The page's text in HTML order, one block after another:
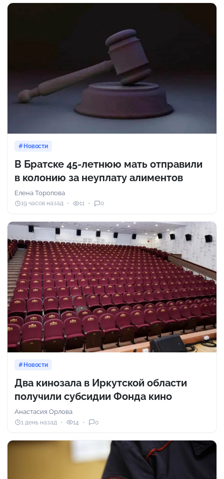
Новости
В Братске 45-летнюю мать отправили
в колонию за неуплату алиментов
Елена Торопова
19 часов назад 11 0
Новости
Два кинозала в Иркутской области
получили субсидии Фонда кино
Анастасия Орлова
1 день назад 14 0